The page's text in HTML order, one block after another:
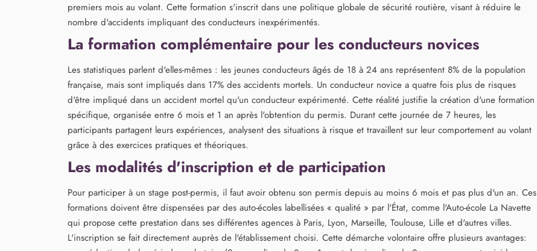
premiers mois au volant. Cette formation s'inscrit dans une politique globale de sécurité routière, visant à réduire le
nombre d'accidents impliquant des conducteurs inexpérimentés.
La formation complémentaire pour les conducteurs novices
Les statistiques parlent d'elles-mêmes : les jeunes conducteurs âgés de 18 à 24 ans représentent 8% de la population
française, mais sont impliqués dans 17% des accidents mortels. Un conducteur novice a quatre fois plus de risques
d'être impliqué dans un accident mortel qu'un conducteur expérimenté. Cette réalité justifie la création d'une formation
spécifique, organisée entre 6 mois et 1 an après l'obtention du permis. Durant cette journée de 7 heures, les
participants partagent leurs expériences, analysent des situations à risque et travaillent sur leur comportement au volant
grâce à des exercices pratiques et théoriques.
Les modalités d'inscription et de participation
Pour participer à un stage post-permis, il faut avoir obtenu son permis depuis au moins 6 mois et pas plus d'un an. Ces
formations doivent être dispensées par des auto-écoles labellisées « qualité » par l'État, comme l'Auto-école La Navette
qui propose cette prestation dans ses différentes agences à Paris, Lyon, Marseille, Toulouse, Lille et d'autres villes.
L'inscription se fait directement auprès de l'établissement choisi. Cette démarche volontaire offre plusieurs avantages: